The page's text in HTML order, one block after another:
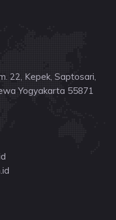
22, Kepek, Saptosari,
Yogyakarta 55871